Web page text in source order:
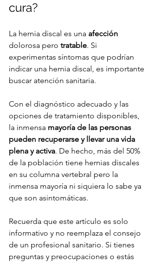
cura?
La hernia discal es una afección
dolorosa pero tratable. Si
experimentas síntomas que podrían
indicar una hernia discal, es importante
buscar atención sanitaria.
Con el diagnóstico adecuado y las
opciones de tratamiento disponibles,
la inmensa mayoría de las personas
pueden recuperarse y llevar una vida
plena y activa. De hecho, más del 50%
de la población tiene hernias discales
en su columna vertebral pero la
inmensa mayoría ni siquiera lo sabe ya
que son asintomáticas.
Recuerda que este artículo es solo
informativo y no reemplaza el consejo
de un profesional sanitario. Si tienes
preguntas y preocupaciones o estás